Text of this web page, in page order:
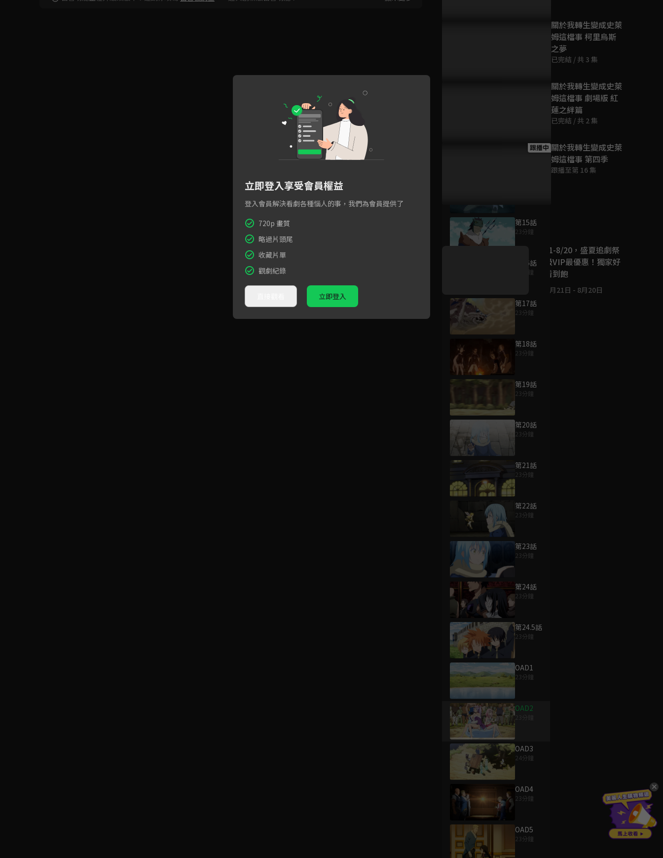
第13話
23分鐘
第15話
23分鐘
第16話
23分鐘
第17話
23分鐘
第18話
23分鐘
第19話
23分鐘
第20話
23分鐘
第21話
23分鐘
第22話
23分鐘
第23話
23分鐘
第24話
23分鐘
第24.5話
23分鐘
OAD1
23分鐘
OAD2
OAD3
24分鐘
OAD4
23分鐘
OAD5
23分鐘
關於我轉生變成史萊
姆這檔事 柯里烏斯
之夢
已完結 / 共 3 集
關於我轉生變成史萊
姆這檔事 劇場版 紅
蓮之絆篇
已完結 / 共 2 集
跟播中 關於我轉生變成史萊
姆這檔事 第四季
跟播至第 16 集
好康資訊
7/21-8/20，盛夏追劇祭
升級VIP最優惠！獨家好
戲看到飽
7月21日 - 8月20日
立即登入享受會員權益
登入會員解決看劇各種惱人的事，我們為會員提供了
720p 畫質
略過片頭尾
收藏片單
觀劇紀錄
立即登入